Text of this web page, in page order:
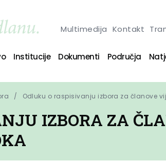
Multimedija Kontakt
Institucije Dokumenti Područja
Odluku o raspisivanju izbora za članove
IZBORA ZA